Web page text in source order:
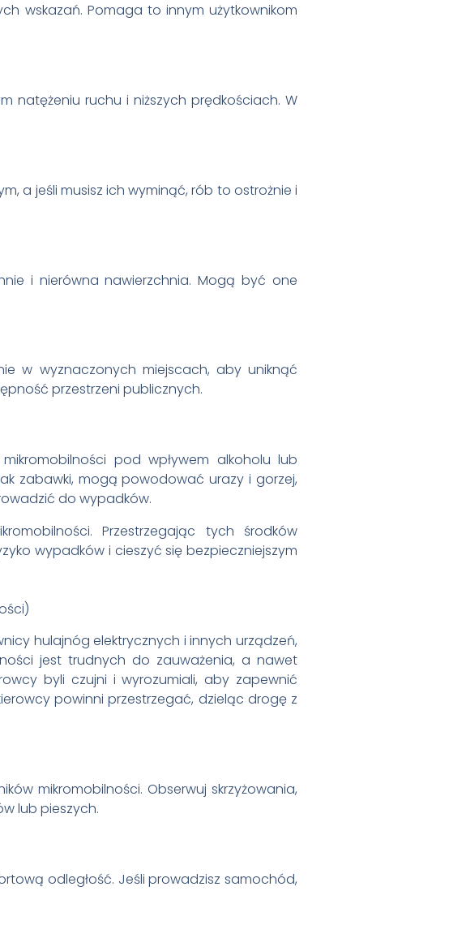
wskazań. Pomaga to innym użytkownikom
natężeniu ruchu i niższych prędkościach. W
a jeśli musisz ich wyminąć, rób to ostrożnie i
i nierówna nawierzchnia. Mogą być one
w wyznaczonych miejscach, aby uniknąć
przestrzeni publicznych.
pod wpływem alkoholu lub
zabawki, mogą powodować urazy i gorzej,
do wypadków.
Przestrzegając tych środków
wypadków i cieszyć się bezpieczniejszym
hulajnóg elektrycznych i innych urządzeń,
jest trudnych do zauważenia, a nawet
byli czujni i wyrozumiali, aby zapewnić
powinni przestrzegać, dzieląc drogę z
mikromobilności. Obserwuj skrzyżowania,
lub pieszych.
odległość. Jeśli prowadzisz samochód,